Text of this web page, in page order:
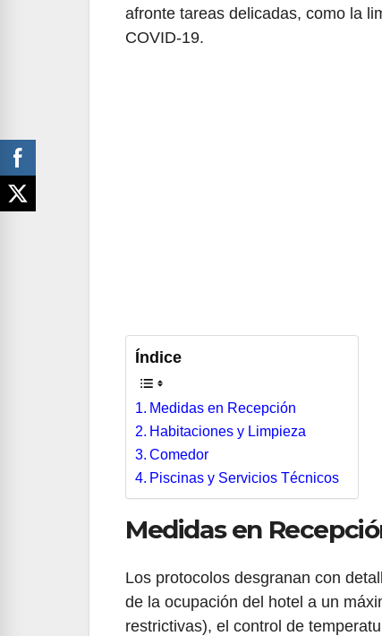
afronte tareas delicadas, como la
COVID-19.
Índice
Medidas en Recepción
Habitaciones y Limpieza
Comedor
Piscinas y Servicios Técnicos
Medidas en
Los protocolos desgranan con
de la ocupación del hotel a un
restrictivas), el control de